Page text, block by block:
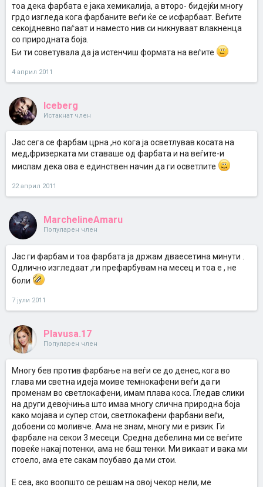
тоа дека фарбата е јака хемикалија, а второ- бидејќи многу
грдо изгледа кога фарбаните веѓи ќе се исфарбаат. Веѓите
секојдневно паѓаат и наместо нив си никнуваат влакненца
со природната боја.
Би ти советувала да ја истенчиш формата на веѓите
4 април 2011
Iceberg
Истакнат член
Јас сега се фарбам црна ,но кога ја осветлував косата на
мед,фризерката ми ставаше од фарбата и на веѓите-и
мислам дека ова е единствен начин да ги осветлите
22 април 2011
MarchelineAmaru
Популарен член
Јас ги фарбам и тоа фарбата ја држам дваесетина минути .
Одлично изгледаат ,ги префарбувам на месец и тоа е , не
боли
7 јули 2011
Plavusa.17
Популарен член
Многу бев против фарбање на веѓи се до денес, кога во
глава ми светна идеја моиве темнокафени веѓи да ги
променам во светлокафени, имам плава коса. Гледав слики
на други девојчиња што имаа многу слична природна боја
како мојава и супер стои, светлокафени фарбани веѓи,
добоени со моливче. Ама не знам, многу ми е ризик. Ги
фарбале на секои 3 месеци. Средна дебелина ми се веѓите
повеќе накај потенки, ама не баш тенки. Ми викаат и вака ми
стоело, ама ете сакам поубаво да ми стои.
Е сеа, ако воопшто се решам на овој чекор нели, ме